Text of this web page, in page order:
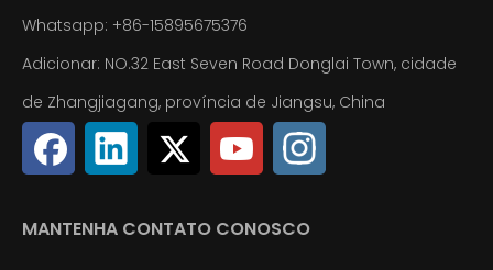
Whatsapp: +86-15895675376
Adicionar: NO.32 East Seven Road Donglai Town, cidade
de Zhangjiagang, província de Jiangsu, China
MANTENHA CONTATO CONOSCO